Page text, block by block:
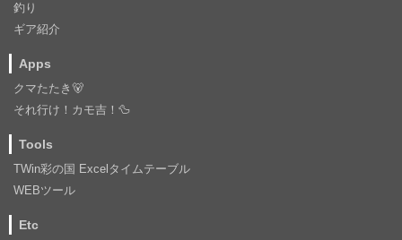
釣り
ギア紹介
Apps
クマたたき🐻
それ行け！カモ吉！🦆
Tools
TWin彩の国 Excelタイムテーブル
WEBツール
Etc